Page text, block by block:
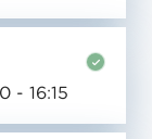
- 16:15